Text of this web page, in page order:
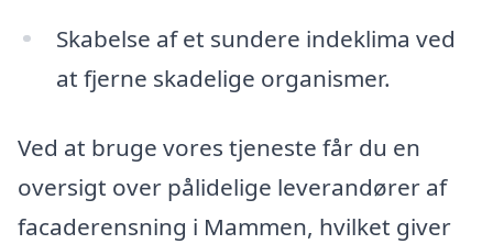
Skabelse af et sundere indeklima ved
at fjerne skadelige organismer.
Ved at bruge vores tjeneste får du en
oversigt over pålidelige leverandører af
facaderensning i Mammen, hvilket giver